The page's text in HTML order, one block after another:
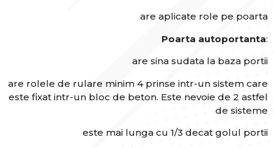
are aplicate role pe poarta
Poarta autoportanta:
are sina sudata la baza portii
are rolele de rulare minim 4 prinse intr-un sistem care
este fixat intr-un bloc de beton. Este nevoie de 2 astfel
de sisteme
este mai lunga cu 1/3 decat golul portii